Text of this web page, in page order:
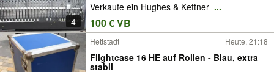
4
Verkaufe ein Hughes & Kettner ...
100 € VB
Hettstadt Heute, 21:18
Flightcase 16 HE auf Rollen - Blau, extra
stabil